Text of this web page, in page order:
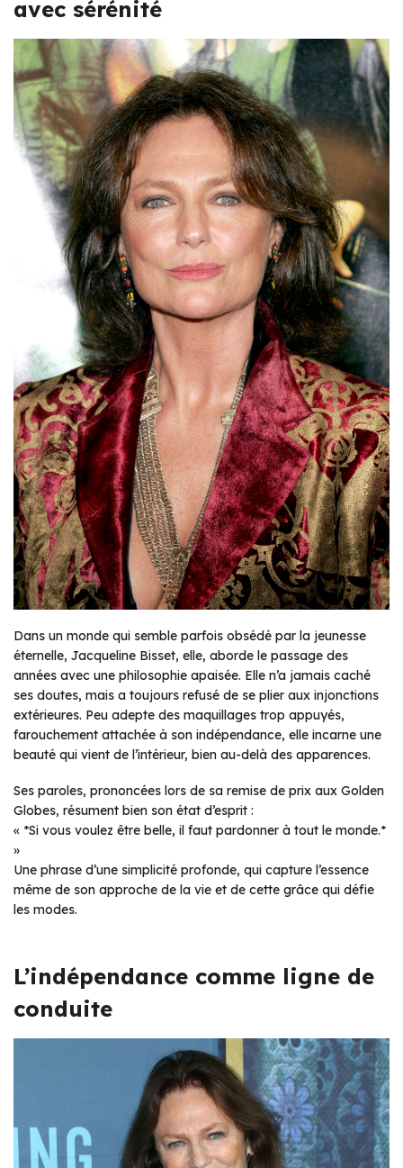
avec sérénité
Dans un monde qui semble parfois obsédé par la jeunesse
éternelle, Jacqueline Bisset, elle, aborde le passage des
années avec une philosophie apaisée. Elle n’a jamais caché
ses doutes, mais a toujours refusé de se plier aux injonctions
extérieures. Peu adepte des maquillages trop appuyés,
farouchement attachée à son indépendance, elle incarne une
beauté qui vient de l’intérieur, bien au-delà des apparences.
Ses paroles, prononcées lors de sa remise de prix aux Golden
Globes, résument bien son état d’esprit :
« *Si vous voulez être belle, il faut pardonner à tout le monde.*
»
Une phrase d’une simplicité profonde, qui capture l’essence
même de son approche de la vie et de cette grâce qui défie
les modes.
L’indépendance comme ligne de
conduite